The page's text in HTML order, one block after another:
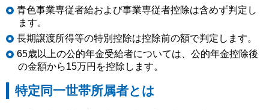
青色事業専従者給および事業専従者控除は含めず判定し
ます。
長期譲渡所得等の特別控除は控除前の額で判定します。
65歳以上の公的年金受給者については、公的年金控除後
の金額から15万円を控除します。
特定同一世帯所属者とは